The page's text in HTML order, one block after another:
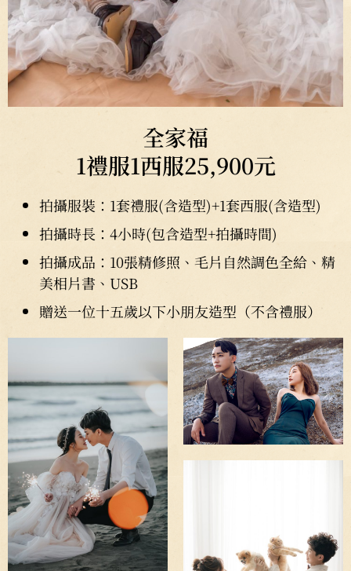
全家福
1禮服1西服25,900元
拍攝服裝：1套禮服(含造型)+1套西服(含造型)
拍攝時長：4小時(包含造型+拍攝時間)
拍攝成品：10張精修照、毛片自然調色全給、精
美相片書、USB
贈送一位十五歲以下小朋友造型（不含禮服）